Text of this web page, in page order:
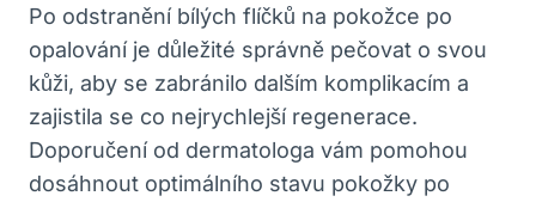
Po odstranění bílých flíčků na pokožce po
⁢opalování je důležité správně pečovat o svou‌
kůži, aby se zabránilo dalším komplikacím a
zajistila ⁤se ⁤co nejrychlejší‍ regenerace.
Doporučení od dermatologa vám pomohou
dosáhnout optimálního stavu pokožky po